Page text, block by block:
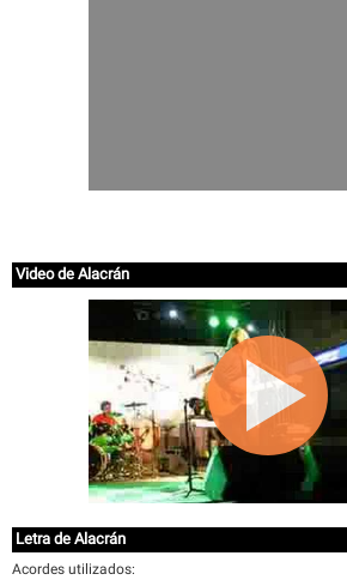
Video de Alacrán
Letra de Alacrán
Acordes utilizados: